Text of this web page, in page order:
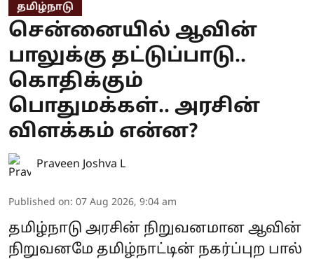
தமிழ்நாடு
சென்னையில் ஆவின்
பாலுக்கு தட்டுப்பாடு..
கொதிக்கும்
பொதுமக்கள்.. அரசின்
விளக்கம் என்ன?
Praveen Joshva L
Published on: 07 Aug 2026, 9:04 am
தமிழ்நாடு அரசின் நிறுவனமான ஆவின்
நிறுவனமே தமிழ்நாட்டின் நகர்ப்புற பால்